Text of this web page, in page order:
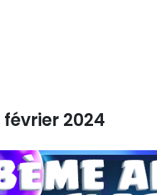
février 2024